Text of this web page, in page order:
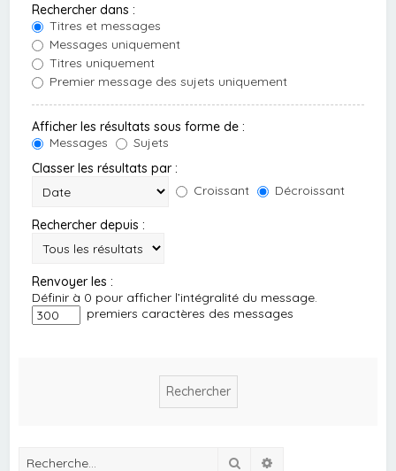
Rechercher dans :
Titres et messages
Messages uniquement
Titres uniquement
Premier message des sujets uniquement
Afficher les résultats sous forme de :
Messages
Sujets
Classer les résultats par :
Croissant
Décroissant
Rechercher depuis :
Renvoyer les :
Définir à 0 pour afficher l’intégralité du message.
premiers caractères des messages
Rechercher